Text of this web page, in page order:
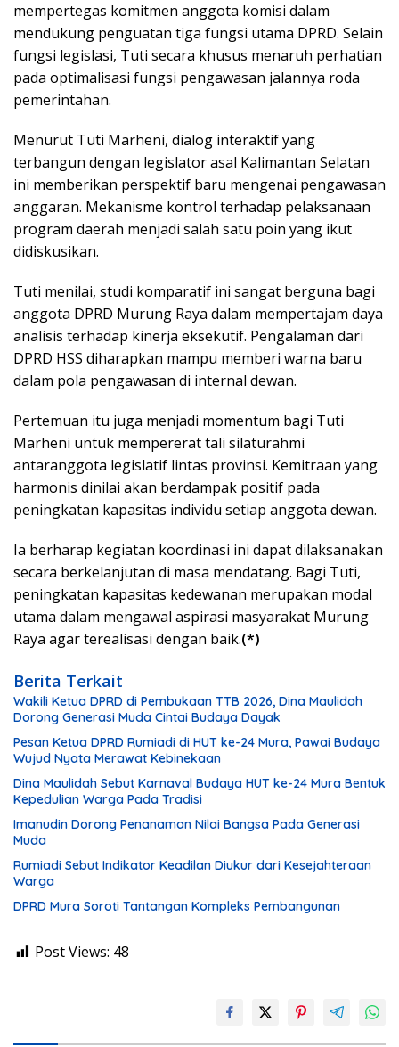
mempertegas komitmen anggota komisi dalam
mendukung penguatan tiga fungsi utama DPRD. Selain
fungsi legislasi, Tuti secara khusus menaruh perhatian
pada optimalisasi fungsi pengawasan jalannya roda
pemerintahan.
Menurut Tuti Marheni, dialog interaktif yang
terbangun dengan legislator asal Kalimantan Selatan
ini memberikan perspektif baru mengenai pengawasan
anggaran. Mekanisme kontrol terhadap pelaksanaan
program daerah menjadi salah satu poin yang ikut
didiskusikan.
Tuti menilai, studi komparatif ini sangat berguna bagi
anggota DPRD Murung Raya dalam mempertajam daya
analisis terhadap kinerja eksekutif. Pengalaman dari
DPRD HSS diharapkan mampu memberi warna baru
dalam pola pengawasan di internal dewan.
Pertemuan itu juga menjadi momentum bagi Tuti
Marheni untuk mempererat tali silaturahmi
antaranggota legislatif lintas provinsi. Kemitraan yang
harmonis dinilai akan berdampak positif pada
peningkatan kapasitas individu setiap anggota dewan.
Ia berharap kegiatan koordinasi ini dapat dilaksanakan
secara berkelanjutan di masa mendatang. Bagi Tuti,
peningkatan kapasitas kedewanan merupakan modal
utama dalam mengawal aspirasi masyarakat Murung
Raya agar terealisasi dengan baik.(*)
Berita Terkait
Wakili Ketua DPRD di Pembukaan TTB 2026, Dina Maulidah
Dorong Generasi Muda Cintai Budaya Dayak
Pesan Ketua DPRD Rumiadi di HUT ke-24 Mura, Pawai Budaya
Wujud Nyata Merawat Kebinekaan
Dina Maulidah Sebut Karnaval Budaya HUT ke-24 Mura Bentuk
Kepedulian Warga Pada Tradisi
Imanudin Dorong Penanaman Nilai Bangsa Pada Generasi
Muda
Rumiadi Sebut Indikator Keadilan Diukur dari Kesejahteraan
Warga
DPRD Mura Soroti Tantangan Kompleks Pembangunan
Post Views: 48